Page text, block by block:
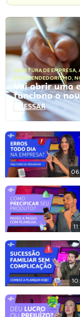
ABERTURA DE EMPRESA,
EMPREENDEDORISMO,
Vai abrir uma
funciona o
ACESSAR